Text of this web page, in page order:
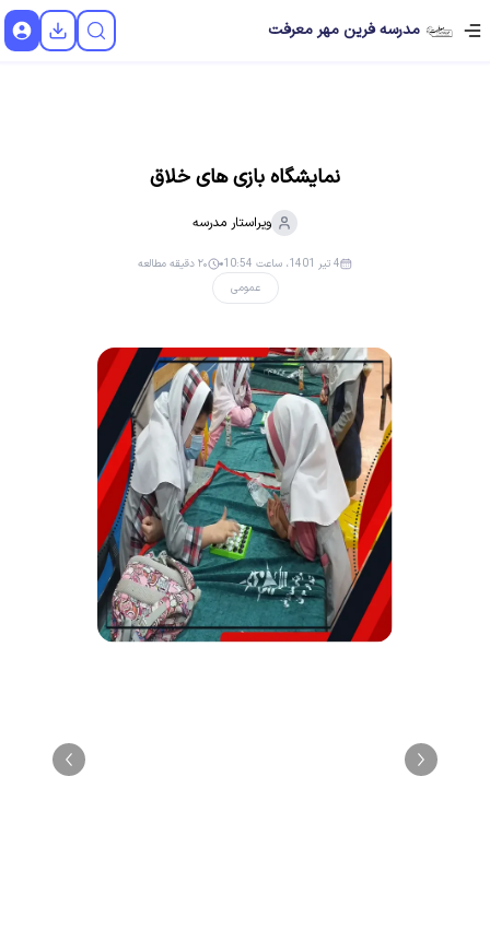
مدرسه فرین مهر معرفت
نمایشگاه بازی های خلاق
ویراستار مدرسه
عمومی
4 تیر 1401، ساعت 10:54 ۲۰ دقیقه مطالعه